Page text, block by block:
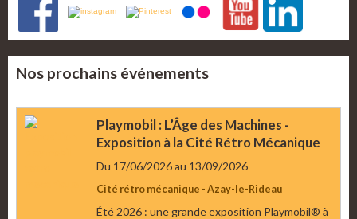
Nos prochains événements
Playmobil : L’Âge des Machines -
Exposition à la Cité Rétro Mécanique
Du 17/06/2026au 13/09/2026
Cité rétro mécanique - Azay-le-Rideau
Été 2026 : une grande exposition Playmobil® à